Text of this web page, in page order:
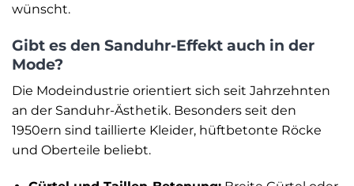
wünscht.
Gibt es den Sanduhr-Effekt auch in der
Mode?
Die Modeindustrie orientiert sich seit Jahrzehnten
an der Sanduhr-Ästhetik. Besonders seit den
1950ern sind taillierte Kleider, hüftbetonte Röcke
und Oberteile beliebt.